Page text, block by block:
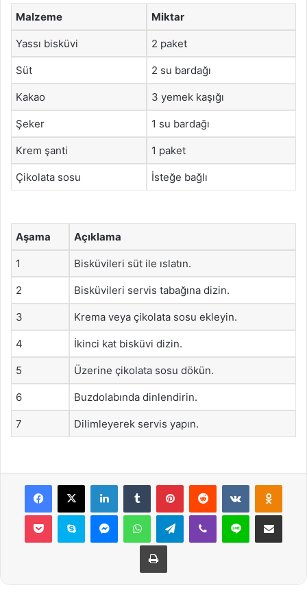
Malzeme Miktar
Yassı bisküvi 2 paket
Süt 2 su bardağı
Kakao 3 yemek kaşığı
Şeker 1 su bardağı
Krem şanti 1 paket
Çikolata sosu İsteğe bağlı
Aşama Açıklama
1 Bisküvileri süt ile ıslatın.
2 Bisküvileri servis tabağına dizin.
3 Krema veya çikolata sosu ekleyin.
4 İkinci kat bisküvi dizin.
5 Üzerine çikolata sosu dökün.
6 Buzdolabında dinlendirin.
7 Dilimleyerek servis yapın.
Facebook
X LinkedInTumblr PinterestReddit VKontakte
Pocket Skype MessengerWhatsAppTelegramViber Line E-Posta ile
Yazdır